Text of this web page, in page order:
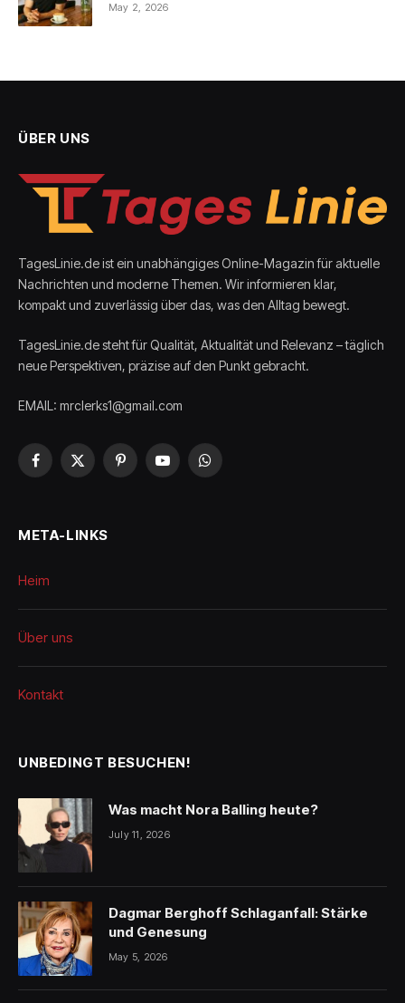
May 2, 2026
ÜBER UNS
TagesLinie.de ist ein unabhängiges Online-Magazin für aktuelle
Nachrichten und moderne Themen. Wir informieren klar,
kompakt und zuverlässig über das, was den Alltag bewegt.
TagesLinie.de steht für Qualität, Aktualität und Relevanz – täglich
neue Perspektiven, präzise auf den Punkt gebracht.
EMAIL: mrclerks1@gmail.com
Facebook
X
PinterestYouTubeWhatsApp
META-LINKS
Heim
Über uns
Kontakt
UNBEDINGT BESUCHEN!
Was macht Nora Balling heute?
July 11, 2026
Dagmar Berghoff Schlaganfall: Stärke
und Genesung
May 5, 2026